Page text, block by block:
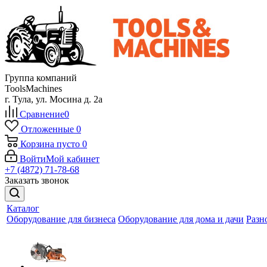
Группа компаний
ToolsMachines
г. Тула, ул. Мосина д. 2а
Сравнение0
Отложенные 0
Корзина пусто 0
ВойтиМой кабинет
+7 (4872) 71-78-68
Заказать звонок
Каталог
Оборудование для бизнеса Оборудование для дома и дачи